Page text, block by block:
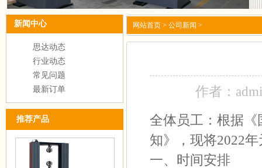
新闻中心
思达动态
行业动态
常见问题
最新订单
推荐产品
网站首页 > 公司新闻 >
作者：
全体员工：根据《
知》，现将2022
一、时间安排